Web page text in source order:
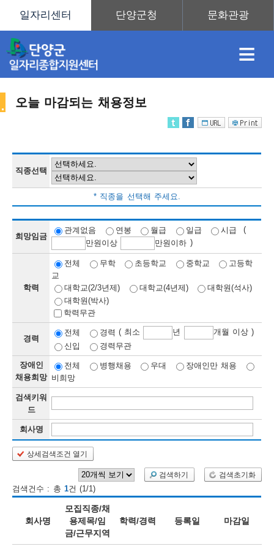
≡
보
보
련
정
우
미
내
오늘 마감되는 채용정보
직종선택
* 직종을 선택해 주세요.
희망임금
관계없음 연봉 월급 일급 시급
(
만원이상 만원이하 )
학력
전체 무학 초등학교 중학교
고등학
교
대학교(2/3년제)
대학교(4년제)
대학원(석사)
대학원(박사)
학력무관
경력
전체 경력 ( 최소 년
개월 이상 )
신입
경력무관
장애인
채용희망
전체 병행채용 우대
장애인만 채용
비희망
검색키워
드
회사명
상세검색조건 열기
검색하기 검색초기화
검색건수 : 총 1건 (1/1)
회사명
모집직종/채
용제목/임
금/근무지역
학력/경력 등록일 마감일
채
용
보
오
등